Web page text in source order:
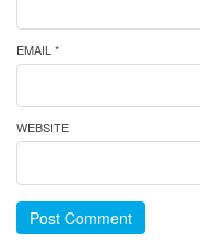
EMAIL *
WEBSITE
Post Comment